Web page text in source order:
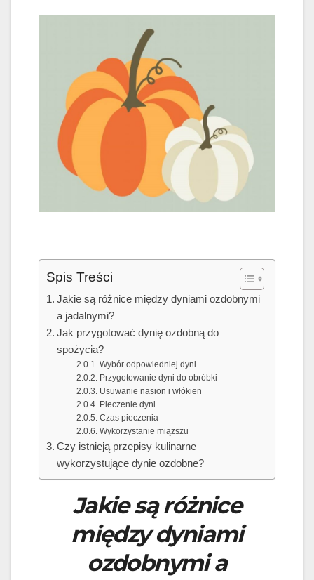
Spis Treści
Jakie są różnice między dyniami ozdobnymi
a jadalnymi?
Jak przygotować dynię ozdobną do
spożycia?
Wybór odpowiedniej dyni
Przygotowanie dyni do obróbki
Usuwanie nasion i włókien
Pieczenie dyni
Czas pieczenia
Wykorzystanie miąższu
Czy istnieją przepisy kulinarne
wykorzystujące dynie ozdobne?
Jakie są różnice
między dyniami
ozdobnymi a